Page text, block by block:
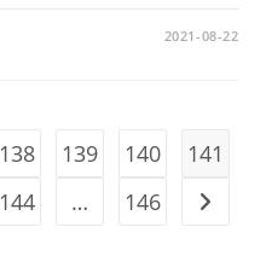
2021-08-22
138 139 140
141
144 … 146 Zur